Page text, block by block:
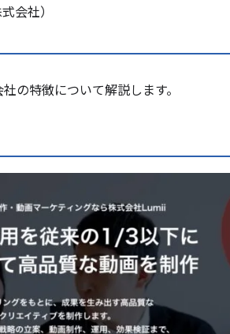
会社）
の特徴について解説します。